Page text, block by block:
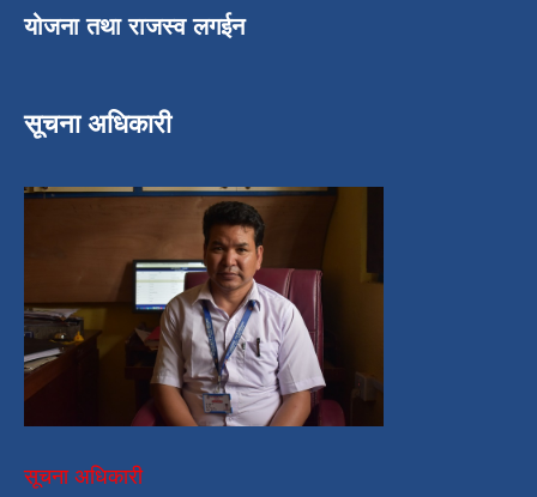
योजना तथा राजस्व लगईन
सूचना अधिकारी
सूचना अधिकारी